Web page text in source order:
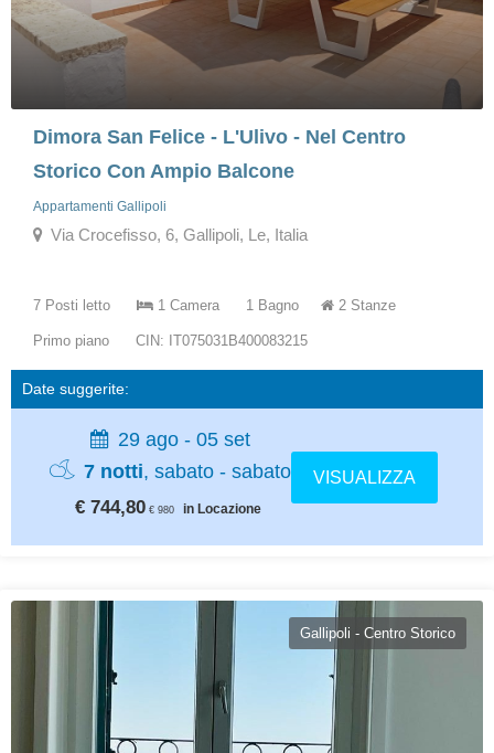
Dimora San Felice - L'Ulivo - Nel Centro
Storico Con Ampio Balcone
Appartamenti Gallipoli
Via Crocefisso, 6, Gallipoli, Le, Italia
7 Posti letto 1 Camera 1 Bagno 2 Stanze
Primo piano CIN: IT075031B400083215
Date suggerite:
29 ago - 05 set
7 notti, sabato - sabato
€ 744,80 € 980 in Locazione
VISUALIZZA
Gallipoli - Centro Storico